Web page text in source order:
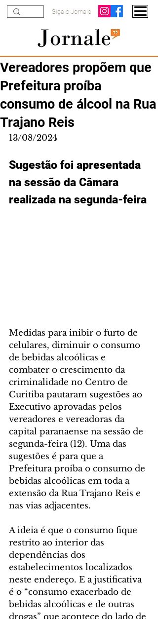
Siga o Jornale
Vereadores propõem que
Prefeitura proíba
consumo de álcool na Rua
Trajano Reis
13/08/2024
Sugestão foi apresentada
na sessão da Câmara
realizada na segunda-feira
Medidas para inibir o furto de
celulares, diminuir o consumo
de bebidas alcoólicas e
combater o crescimento da
criminalidade no Centro de
Curitiba pautaram sugestões ao
Executivo aprovadas pelos
vereadores e vereadoras da
capital paranaense na sessão de
segunda-feira (12). Uma das
sugestões é para que a
Prefeitura proíba o consumo de
bebidas alcoólicas em toda a
extensão da Rua Trajano Reis e
nas vias adjacentes.
A ideia é que o consumo fique
restrito ao interior das
dependências dos
estabelecimentos localizados
neste endereço. E a justificativa
é o “consumo exacerbado de
bebidas alcoólicas e de outras
drogas” que acontece do lado de